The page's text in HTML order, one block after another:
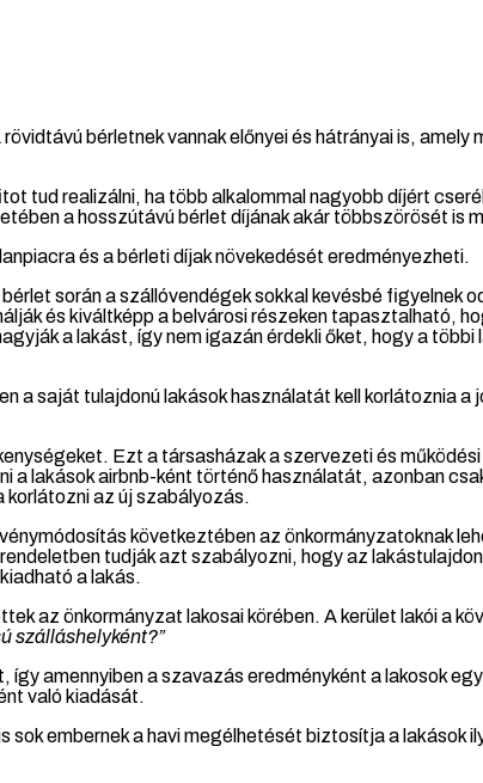
bérletnek vannak előnyei és hátrányai is, amely
tud realizálni, ha több alkalommal nagyobb díjért
a hosszútávú bérlet díjának akár többszörösét is
és a bérleti díjak növekedését eredményezheti.
során a szállóvendégek sokkal kevésbé figyelnek
és kiváltképp a belvárosi részeken tapasztalható,
a lakást, így nem igazán érdekli őket, hogy a többi
a saját tulajdonú lakások használatát kell korlátoznia a
Ezt a társasházak a szervezeti és
lakások airbnb-ként történő használatát, azonban
korlátozni az új szabályozás.
következtében az önkormányzatoknak
tudják azt szabályozni, hogy az
a lakás.
az önkormányzat lakosai körében. A kerület lakói a
szálláshelyként?”
amennyiben a szavazás eredményként a lakosok
való kiadását.
embernek a havi megélhetését biztosítja a lakások